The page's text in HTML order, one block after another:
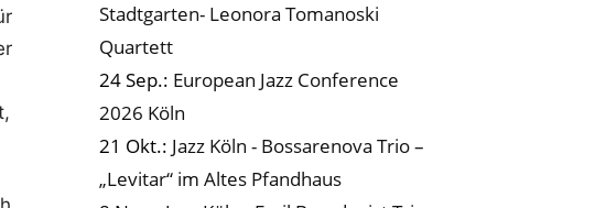
Stadtgarten- Leonora Tomanoski
Quartett
24 Sep.: European Jazz Conference
2026 Köln
21 Okt.: Jazz Köln - Bossarenova Trio –
„Levitar“ im Altes Pfandhaus